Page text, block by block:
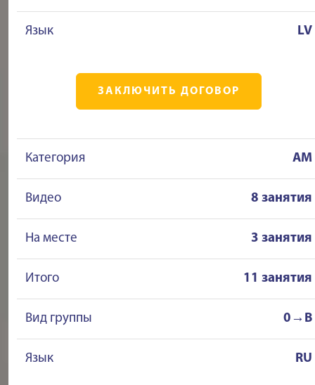
Язык LV
ЗАКЛЮЧИТЬ ДОГОВОР
Категория AM
Видео 8 занятия
На месте 3 занятия
Итого 11 занятия
Вид группы 0→B
Язык RU